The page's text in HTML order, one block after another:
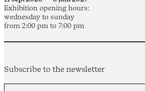
Exhibition opening hours:
wednesday to sunday
from 2:00 pm to 7:00 pm
Subscribe to the newsletter